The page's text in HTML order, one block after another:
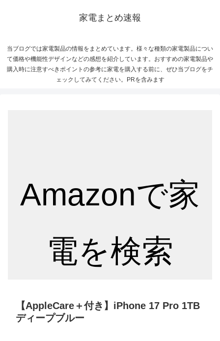
家電まとめ速報
当ブログでは家電製品の情報をまとめています。様々な種類の家電製品につい
て価格や機能性デザインなどの感想を紹介しています。おすすめの家電製品や
購入時に注意すべきポイントの参考に家電を購入する前に、ぜひ当ブログをチ
ェックしてみてください。PRを含みます
Amazonで家
電を検索
【AppleCare＋付き】iPhone 17 Pro 1TB
ディープブルー